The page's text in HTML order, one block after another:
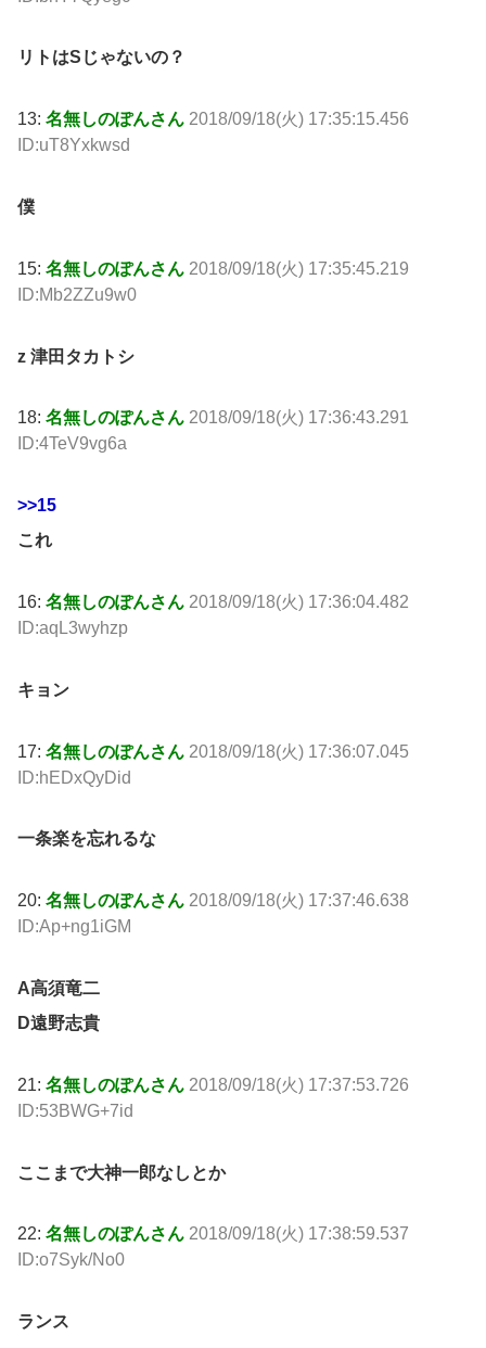
リトはSじゃないの？
13: 名無しのぽんさん 2018/09/18(火) 17:35:15.456
ID:uT8Yxkwsd
僕
15: 名無しのぽんさん 2018/09/18(火) 17:35:45.219
ID:Mb2ZZu9w0
z 津田タカトシ
18: 名無しのぽんさん 2018/09/18(火) 17:36:43.291
ID:4TeV9vg6a
>>15
これ
16: 名無しのぽんさん 2018/09/18(火) 17:36:04.482
ID:aqL3wyhzp
キョン
17: 名無しのぽんさん 2018/09/18(火) 17:36:07.045
ID:hEDxQyDid
一条楽を忘れるな
20: 名無しのぽんさん 2018/09/18(火) 17:37:46.638
ID:Ap+ng1iGM
A高須竜二
D遠野志貴
21: 名無しのぽんさん 2018/09/18(火) 17:37:53.726
ID:53BWG+7id
ここまで大神一郎なしとか
22: 名無しのぽんさん 2018/09/18(火) 17:38:59.537
ID:o7Syk/No0
ランス